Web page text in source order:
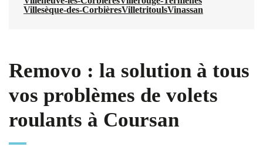
Villesèque-des-CorbièresVilletritoulsVinassan
Removo : la solution à tous
vos problèmes de volets
roulants à Coursan